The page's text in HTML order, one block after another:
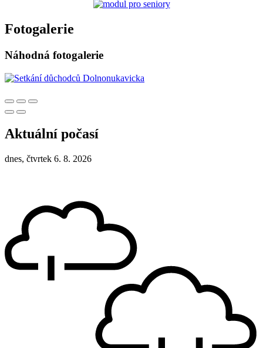
Fotogalerie
Náhodná fotogalerie
Aktuální počasí
dnes, čtvrtek 6. 8. 2026